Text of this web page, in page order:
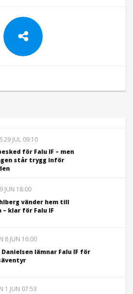
29 JUL 09:10
för Falu IF – men
står trygg inför
JUN 18:00
vänder hem till
– klar för Falu IF
8 JUN 16:00
lämnar Falu IF för
1 JUN 07:53